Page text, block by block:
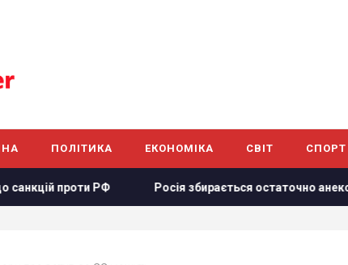
ПОЛІТИКА ЕКОНОМІКА СВІТ СПОРТ
проти РФ Росія збирається остаточно анексувати